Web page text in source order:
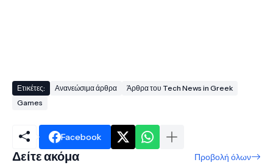
Ετικέτες: Ανανεώσιμα άρθρα
Άρθρα του Tech News in Greek
Games
Facebook
Δείτε ακόμα Προβολή όλων